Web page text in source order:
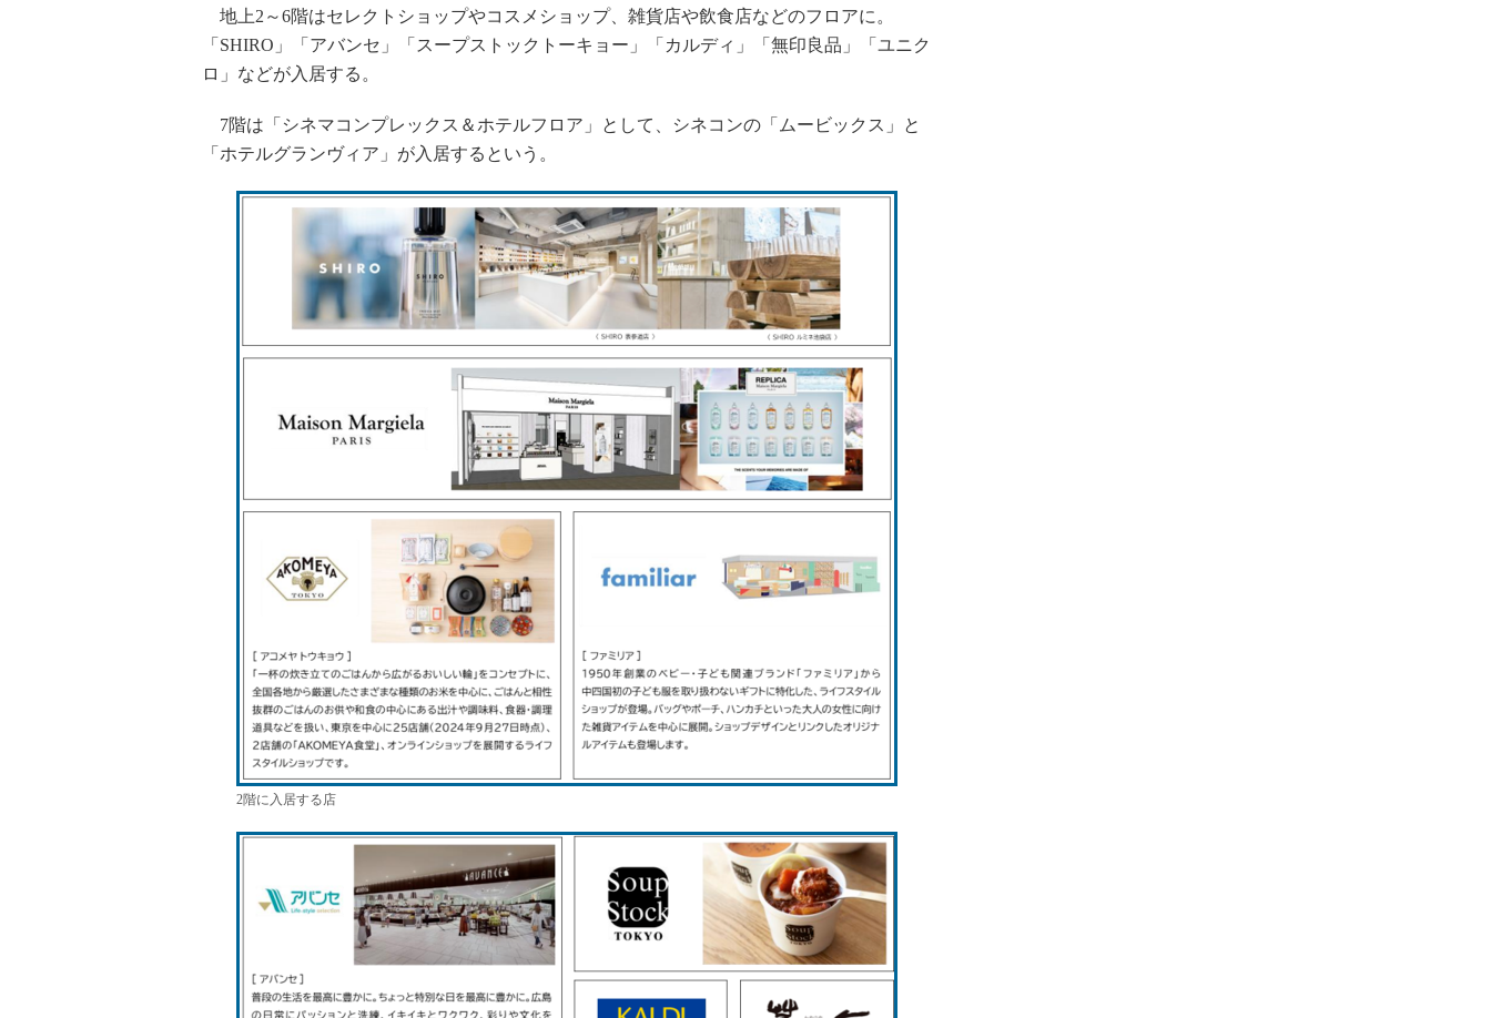
地上2～6階はセレクトショップやコスメショップ、雑貨店や飲食店などのフロアに。
「SHIRO」「アバンセ」「スープストックトーキョー」「カルディ」「無印良品」「ユニク
ロ」などが入居する。
7階は「シネマコンプレックス＆ホテルフロア」として、シネコンの「ムービックス」と
「ホテルグランヴィア」が入居するという。
2階に入居する店